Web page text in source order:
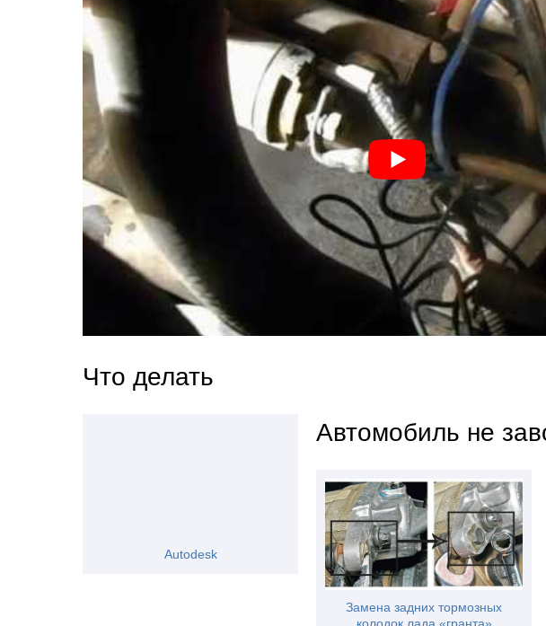
Что делать
Autodesk
Автомобиль не
Замена задних тормозных